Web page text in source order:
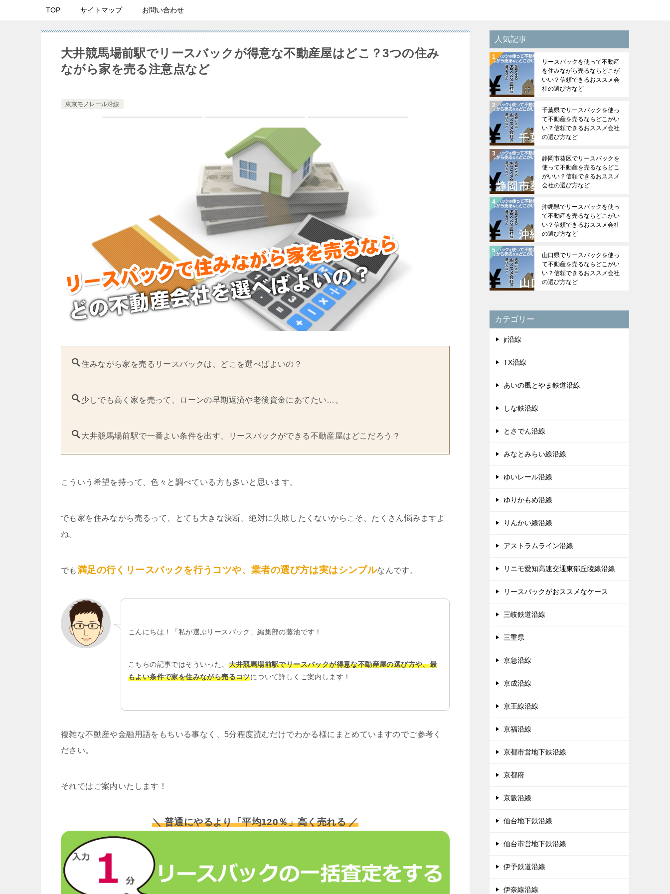
TOP サイトマップ お問い合わせ
大井競馬場前駅でリースバックが得意な不動産屋はどこ？3つの住み
ながら家を売る注意点など
東京モノレール沿線
住みながら家を売るリースバックは、どこを選べばよいの？
少しでも高く家を売って、ローンの早期返済や老後資金にあてたい…。
大井競馬場前駅で一番よい条件を出す、リースバックができる不動産屋はどこだろう？
こういう希望を持って、色々と調べている方も多いと思います。
でも家を住みながら売るって、とても大きな決断。絶対に失敗したくないからこそ、たくさん悩みますよ
ね。
でも満足の行くリースバックを行うコツや、業者の選び方は実はシンプルなんです。
こんにちは！「私が選ぶリースバック」編集部の藤池です！
こちらの記事ではそういった、 大井競馬場前駅でリースバックが得意な不動産屋の選び方や、最
もよい条件で家を住みながら売るコツについて詳しくご案内します！
複雑な不動産や金融用語をもちいる事なく、5分程度読むだけでわかる様にまとめていますのでご参考く
ださい。
それではご案内いたします！
＼ 普通にやるより「平均120％」高く売れる ／
人気記事
リースバックを使って不動産
を住みながら売るならどこが
いい？信頼できるおススメ会
社の選び方など
千葉県でリースバックを使っ
て不動産を売るならどこがい
い？信頼できるおススメ会社
の選び方など
静岡市葵区でリースバックを
使って不動産を売るならどこ
がいい？信頼できるおススメ
会社の選び方など
沖縄県でリースバックを使っ
て不動産を売るならどこがい
い？信頼できるおススメ会社
の選び方など
山口県でリースバックを使っ
て不動産を売るならどこがい
い？信頼できるおススメ会社
の選び方など
カテゴリー
jr沿線
TX沿線
あいの風とやま鉄道沿線
しな鉄沿線
とさでん沿線
みなとみらい線沿線
ゆいレール沿線
ゆりかもめ沿線
りんかい線沿線
アストラムライン沿線
リニモ愛知高速交通東部丘陵線沿線
リースバックがおススメなケース
三岐鉄道沿線
三重県
京急沿線
京成沿線
京王線沿線
京福沿線
京都市営地下鉄沿線
京都府
京阪沿線
仙台地下鉄沿線
仙台市営地下鉄沿線
伊予鉄道沿線
伊奈線沿線